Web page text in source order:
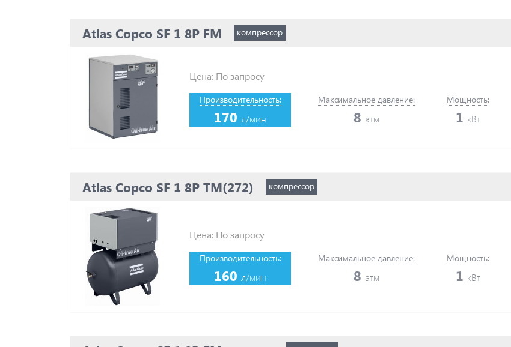
Atlas Copco SF 1 8P FM компрессор
Цена: По запросу
Производительность:
170л/мин
Максимальное давление:
8 атм
Мощность:
1 кВт
Atlas Copco SF 1 8P TM(272) компрессор
Цена: По запросу
Производительность:
160л/мин
Максимальное давление:
8 атм
Мощность:
1 кВт